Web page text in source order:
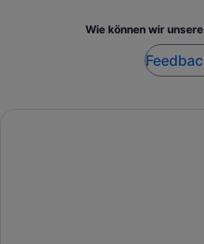
Wie können wir